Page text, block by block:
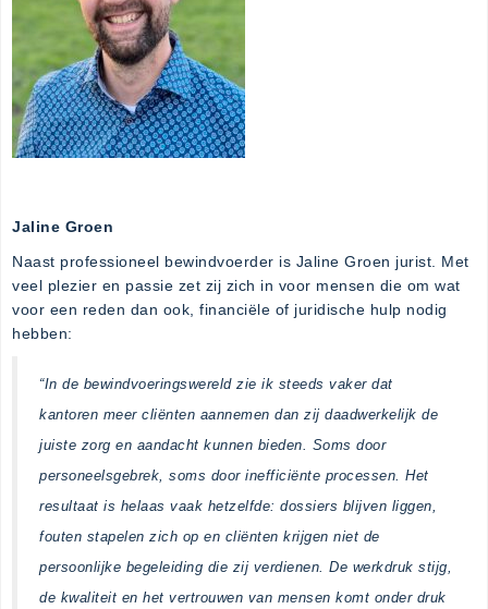
Jaline Groen
Naast professioneel bewindvoerder is Jaline Groen jurist. Met
veel plezier en passie zet zij zich in voor mensen die om wat
voor een reden dan ook, financiële of juridische hulp nodig
hebben:
“In de bewindvoeringswereld zie ik steeds vaker dat
kantoren meer cliënten aannemen dan zij daadwerkelijk de
juiste zorg en aandacht kunnen bieden. Soms door
personeelsgebrek, soms door inefficiënte processen. Het
resultaat is helaas vaak hetzelfde: dossiers blijven liggen,
fouten stapelen zich op en cliënten krijgen niet de
persoonlijke begeleiding die zij verdienen. De werkdruk stijg,
de kwaliteit en het vertrouwen van mensen komt onder druk